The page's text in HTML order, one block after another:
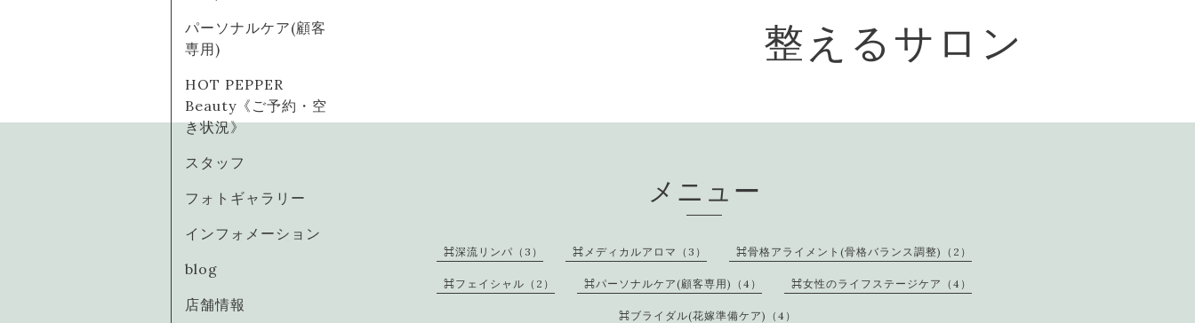
整えるサロン
パーソナルケア(顧客
専用)
HOT PEPPER
Beauty《ご予約・空
き状況》
スタッフ
フォトギャラリー
インフォメーション
blog
店舗情報
メニュー
⌘深流リンパ（3） ⌘メディカルアロマ（3） ⌘骨格アライメント(骨格バランス調整)（2）
⌘フェイシャル（2） ⌘パーソナルケア(顧客専用)（4） ⌘女性のライフステージケア（4）
⌘ブライダル(花嫁準備ケア)（4）